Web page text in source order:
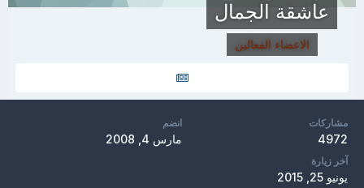
عاشقة الجمال
الاعضاء الفعالين
مشاركات
4972
انضم
مارس 4, 2008
آخر زيارة
يونيو 25, 2015